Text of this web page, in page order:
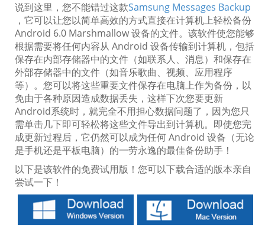
说到这里，您不能错过这款Samsung Messages Backup
，它可以让您以简单高效的方式直接在计算机上轻松备份
Android 6.0 Marshmallow 设备的文件。该软件使您能够
根据需要将任何内容从 Android 设备传输到计算机，包括
保存在内部存储器中的文件（如联系人、消息）和保存在
外部存储器中的文件（如音乐歌曲、视频、应用程序
等）。您可以将这些重要文件保存在电脑上作为备份，以
免由于各种原因造成数据丢失，这样下次您要更新
Android系统时，就完全不用担心数据问题了，因为您只
需单击几下即可轻松将这些文件导出到计算机。即使您完
成更新过程后，它仍然可以成为任何 Android 设备（无论
是手机还是平板电脑）的一劳永逸的最佳备份助手！
以下是该软件的免费试用版！您可以下载合适的版本亲自
尝试一下！